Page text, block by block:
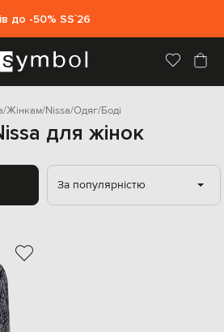
до -50% SS`26
Жінкам Nissa Одяг Боді
для жінок
За популярністю